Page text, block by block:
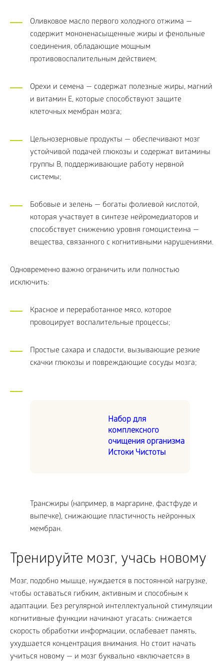
Оливковое масло первого холодного отжима —
содержит мононенасыщенные жиры и фенольные
соединения, обладающие мощным
противовоспалительным действием;
Орехи и семена — содержат полезные жиры, магний
и витамин E, которые способствуют защите
клеточных мембран мозга;
Цельнозерновые продукты — обеспечивают мозг
устойчивой подачей глюкозы и содержат витамины
группы B, поддерживающие работу нервной
системы;
Бобовые и зелень — богаты фолиевой кислотой,
которая участвует в синтезе нейромедиаторов и
способствует снижению уровня гомоцистеина —
вещества, связанного с когнитивными нарушениями.
Одновременно важно ограничить или полностью
исключить:
Красное и переработанное мясо, которое
провоцирует воспалительные процессы;
Простые сахара и сладости, вызывающие резкие
скачки глюкозы и повреждающие сосуды мозга;
Набор для
комплексного
очищения организма
Истоки Чистоты
Трансжиры (например, в маргарине, фастфуде и
выпечке), снижающие пластичность нейронных
мембран.
Тренируйте мозг, учась новому
Мозг, подобно мышце, нуждается в постоянной нагрузке,
чтобы оставаться гибким, активным и способным к
адаптации. Без регулярной интеллектуальной стимуляции
когнитивные функции начинают угасать: снижается
скорость обработки информации, ослабевает память,
ухудшается концентрация внимания. Но стоит начать
учиться новому — и мозг буквально «включается» в